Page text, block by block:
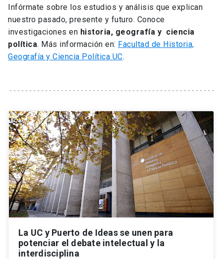
Investigación
Internacionalización launch
Extensión
Información para keyboard_arrow_down
Futuros estudiantes
Estudiantes
Académicos
Personal
Alumni
Go to english site
ACCESOS DIRECTOS
Admisión launch
Correo UC launch
Infórmate sobre los estudios y análisis que explican
nuestro pasado, presente y futuro. Conoce
investigaciones en historia, geografía y ciencia
política. Más información en: Facultad de Historia,
Geografía y Ciencia Política UC.
La UC y Puerto de Ideas se unen para
potenciar el debate intelectual y la
interdisciplina